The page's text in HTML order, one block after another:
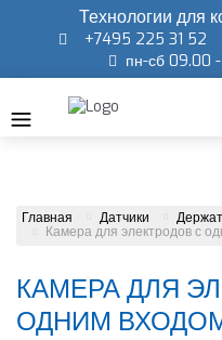
Технологии для
+7495 225 31 52
пн-сб 09.00 -
Главная Датчики
Камера для электродов с
КАМЕРА ДЛЯ
ОДНИМ